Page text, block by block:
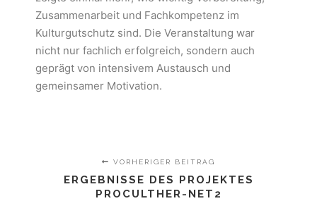
Zusammenarbeit und Fachkompetenz im
Kulturgutschutz sind. Die Veranstaltung war
nicht nur fachlich erfolgreich, sondern auch
geprägt von intensivem Austausch und
gemeinsamer Motivation.
VORHERIGER BEITRAG
ERGEBNISSE DES PROJEKTES
PROCULTHER-NET2